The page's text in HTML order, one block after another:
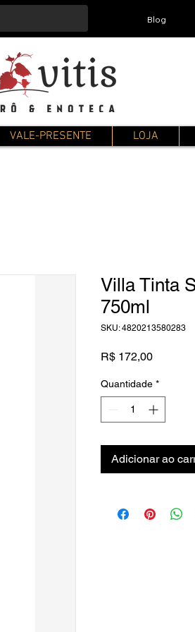
Blog
VALE-PRESENTE LOJA
Villa Tinta
750ml
SKU: 4820213580283
R$ 172,00Preço
Quantidade *
Adicionar ao